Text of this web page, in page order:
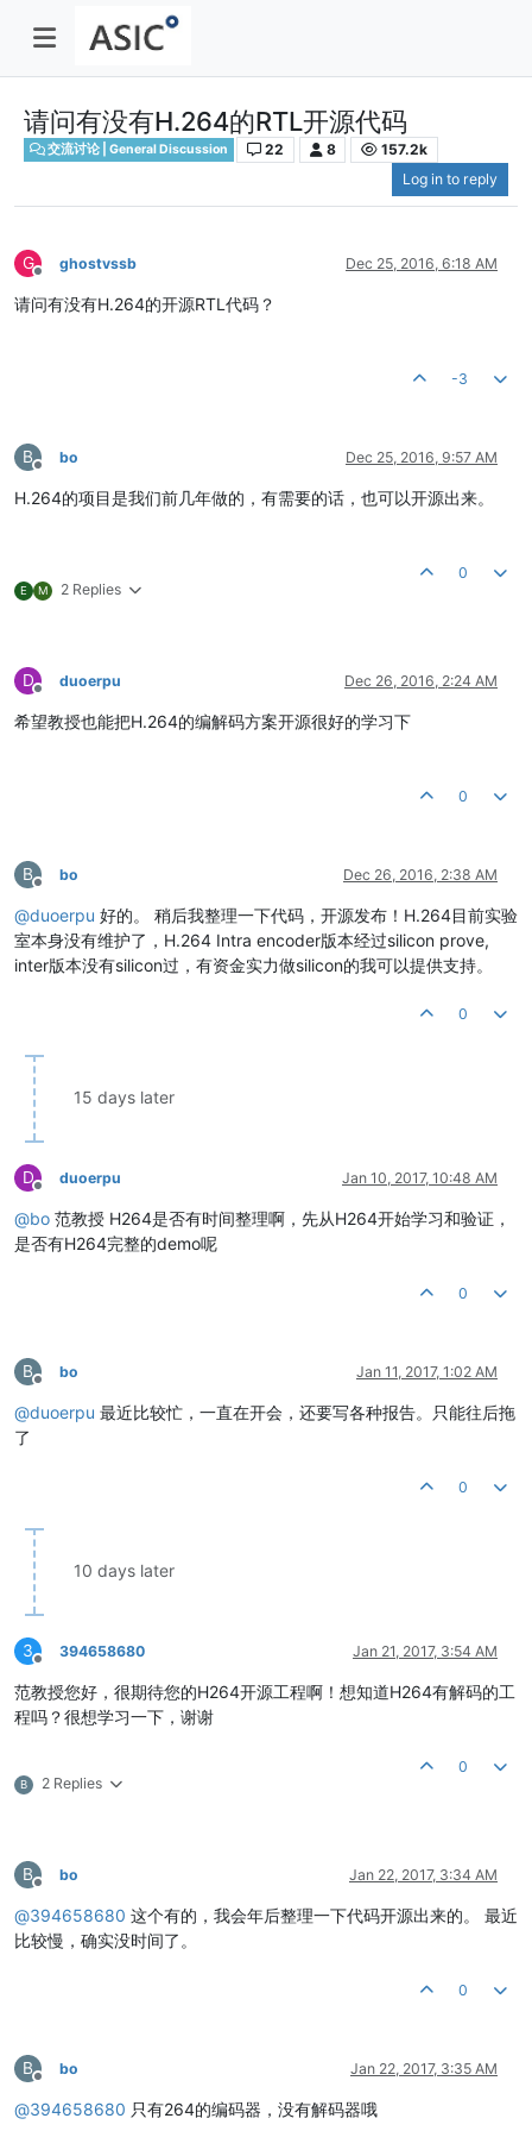
请问有没有H.264的RTL开源代码
交流讨论 | General Discussion 22 8
157.2k
Log in to reply
G
Offline
ghostvssb Dec 25, 2016, 6:18 AM
请问有没有H.264的开源RTL代码？
-3
B
Offline
bo Dec 25, 2016, 9:57 AM
H.264的项目是我们前几年做的，有需要的话，也可以开源出来。
E M 2 Replies
0
D
Offline
duoerpu Dec 26, 2016, 2:24 AM
希望教授也能把H.264的编解码方案开源很好的学习下
0
B
Offline
bo Dec 26, 2016, 2:38 AM
@duoerpu 好的。 稍后我整理一下代码，开源发布！H.264目前实验
室本身没有维护了，H.264 Intra encoder版本经过silicon prove,
inter版本没有silicon过，有资金实力做silicon的我可以提供支持。
0
15 days later
D
Offline
duoerpu Jan 10, 2017, 10:48 AM
@bo 范教授 H264是否有时间整理啊，先从H264开始学习和验证，
是否有H264完整的demo呢
0
B
Offline
bo Jan 11, 2017, 1:02 AM
@duoerpu 最近比较忙，一直在开会，还要写各种报告。只能往后拖
了
0
10 days later
3
Offline
394658680 Jan 21, 2017, 3:54 AM
范教授您好，很期待您的H264开源工程啊！想知道H264有解码的工
程吗？很想学习一下，谢谢
B 2 Replies
0
B
Offline
bo Jan 22, 2017, 3:34 AM
@394658680 这个有的，我会年后整理一下代码开源出来的。 最近
比较慢，确实没时间了。
0
B
Offline
bo Jan 22, 2017, 3:35 AM
@394658680 只有264的编码器，没有解码器哦